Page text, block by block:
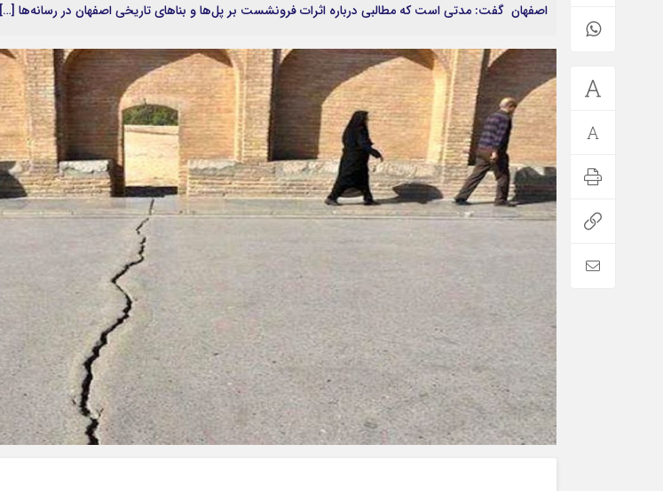
اصفهان گفت: مدتی است که مطالبی درباره اثرات فرونشست بر پل‌ها و بنا‌های تاریخی اصفهان در رسانه‌ها […]